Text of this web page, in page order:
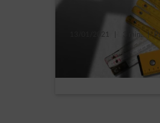
13/01/2021 3 min.
BEN-bouwen is